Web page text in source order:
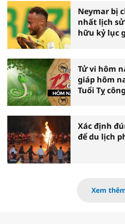
Neymar bị
nhất lịch
hữu kỷ lục
Tử vi hôm
giáp hôm
Tuổi Tỵ
Xác định
để du lịch
Xem